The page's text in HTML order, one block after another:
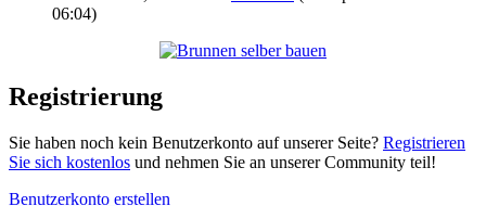
06:04)
Registrierung
Sie haben noch kein Benutzerkonto auf unserer Seite? Registrieren
Sie sich kostenlos und nehmen Sie an unserer Community teil!
Benutzerkonto erstellen